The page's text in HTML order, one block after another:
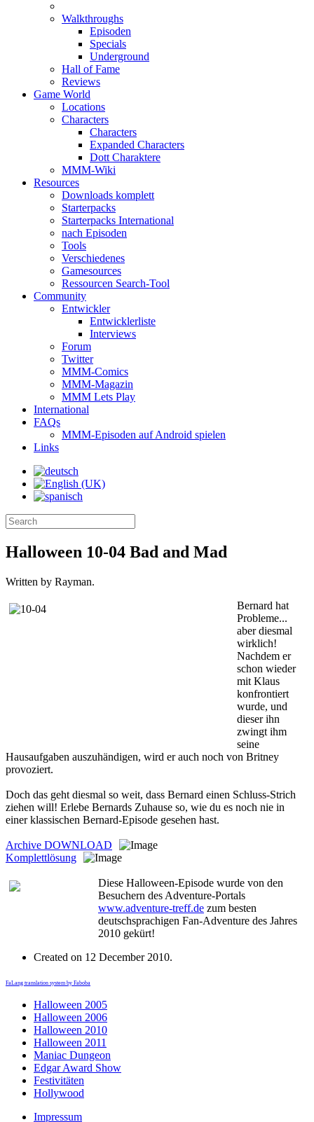
Walkthroughs
Episoden
Specials
Underground
Hall of Fame
Reviews
Game World
Locations
Characters
Characters
Expanded Characters
Dott Charaktere
MMM-Wiki
Resources
Downloads komplett
Starterpacks
Starterpacks International
nach Episoden
Tools
Verschiedenes
Gamesources
Ressourcen Search-Tool
Community
Entwickler
Entwicklerliste
Interviews
Forum
Twitter
MMM-Comics
MMM-Magazin
MMM Lets Play
International
FAQs
MMM-Episoden auf Android spielen
Links
Halloween 10-04 Bad and Mad
Written by Rayman.
Bernard hat
Probleme...
aber diesmal
wirklich!
Nachdem er
schon wieder
mit Klaus
konfrontiert
wurde, und
dieser ihn
zwingt ihm
seine
Hausaufgaben auszuhändigen, wird er auch noch von Britney
provoziert.
Doch das geht diesmal so weit, dass Bernard einen Schluss-Strich
ziehen will! Erlebe Bernards Zuhause so, wie du es noch nie in
einer klassischen Bernard-Episode gesehen hast.
Archive DOWNLOAD
Komplettlösung
Diese Halloween-Episode wurde von den
Besuchern des Adventure-Portals
www.adventure-treff.de zum besten
deutschsprachigen Fan-Adventure des Jahres
2010 gekürt!
Created on 12 December 2010.
FaLang translation system by Faboba
Halloween 2005
Halloween 2006
Halloween 2010
Halloween 2011
Maniac Dungeon
Edgar Award Show
Festivitäten
Hollywood
Impressum